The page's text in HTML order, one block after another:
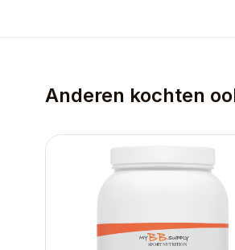
Anderen kochten